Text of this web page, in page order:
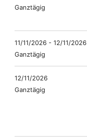
Ganztägig
11/11/2026 - 12/11/2026
Ganztägig
12/11/2026
Ganztägig